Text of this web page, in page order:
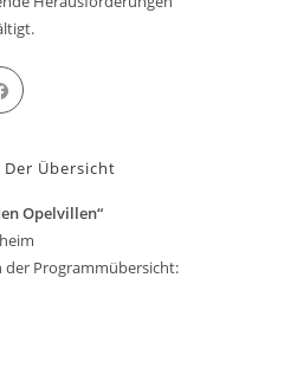
Übersicht
Opelvillen“
der Programmübersicht: